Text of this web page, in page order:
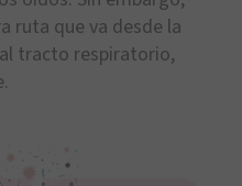
ruta que va desde la
tracto respiratorio,